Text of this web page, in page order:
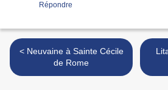
Répondre
< Neuvaine à Sainte Cécile
de Rome